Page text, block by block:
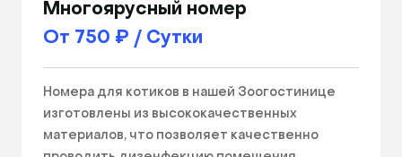
Многоярусный номер
От 750 ₽ / Сутки
Номера для котиков в нашей Зоогостинице
изготовлены из высококачественных
материалов, что позволяет качественно